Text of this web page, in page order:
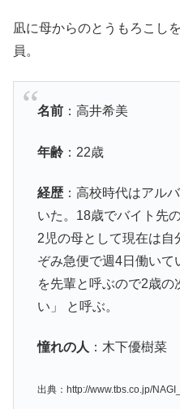
凪に母からのとうもろこし
員。
名前：高井希美
年齢：22歳
経歴：高校時代はアル
いた。18歳でバイト先
2児の母として現在は自
ぞみ急便で週4日働いて
を先輩と呼ぶので2歳
い」 と呼ぶ。
憧れの人 ：木下優樹菜
出典：http://www.tbs.co.jp/